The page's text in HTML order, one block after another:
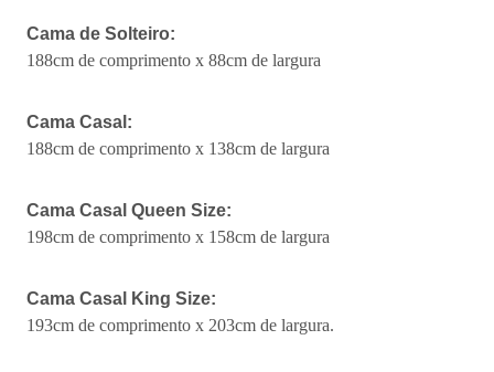
Cama de Solteiro:
188cm de comprimento x 88cm de largura
Cama Casal:
188cm de comprimento x 138cm de largura
Cama Casal Queen Size:
198cm de comprimento x 158cm de largura
Cama Casal King Size:
193cm de comprimento x 203cm de largura.